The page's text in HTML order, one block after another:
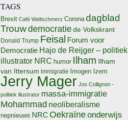
TAGS
Brexit Café Weltschmerz Corona dagblad
Trouwdemocratiede Volkskrant
Donald Trump Feisal Forum voor
Democratie Hajo de Reijger – politiek
illustrator NRC humor Ilham Ilham
van Ittersum immigratie Imogen Izem
Jerry Mager Jos Collignon -
politiek illustrator massa-immigratie
Mohammad neoliberalisme
nepnieuws NRC Oekraïneonderwijs